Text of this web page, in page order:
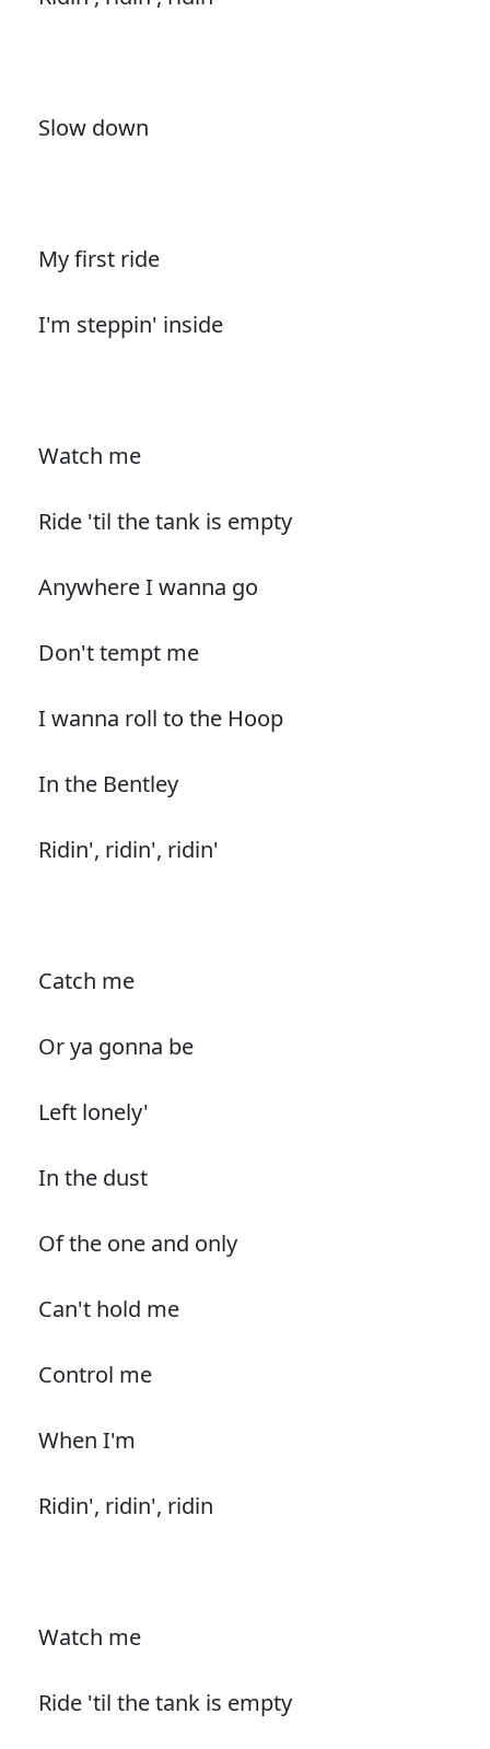
Slow down
My first ride
I'm steppin' inside
Watch me
Ride 'til the tank is empty
Anywhere I wanna go
Don't tempt me
I wanna roll to the Hoop
In the Bentley
Ridin', ridin', ridin'
Catch me
Or ya gonna be
Left lonely'
In the dust
Of the one and only
Can't hold me
Control me
When I'm
Ridin', ridin', ridin
Watch me
Ride 'til the tank is empty